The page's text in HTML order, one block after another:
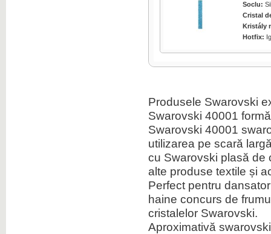
Click pentru marire
Click pentru marire
Soclu:
Cristal
Kristály
Hotfix:
Produsele Swarovski
Swarovski 40001
Swarovski 40001
utilizarea pe scară
cu Swarovski plasă de
alte produse textile și
Perfect pentru
haine concurs de
cristalelor Swarovski.
Aproximativă